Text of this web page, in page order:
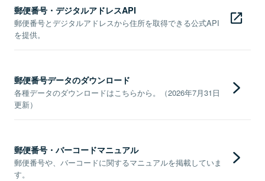
郵便番号・デジタルアドレスAPI
郵便番号とデジタルアドレスから住所を取得できる公式API
を提供。
郵便番号データのダウンロード
各種データのダウンロードはこちらから。（2026年7月31日
更新）
郵便番号・バーコードマニュアル
郵便番号や、バーコードに関するマニュアルを掲載していま
す。